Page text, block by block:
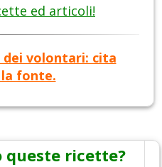
ed articoli!
volontari: cita
fonte.
queste ricette?